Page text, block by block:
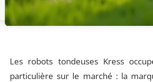
Les robots tondeuses Kress
particulière sur le marché : la